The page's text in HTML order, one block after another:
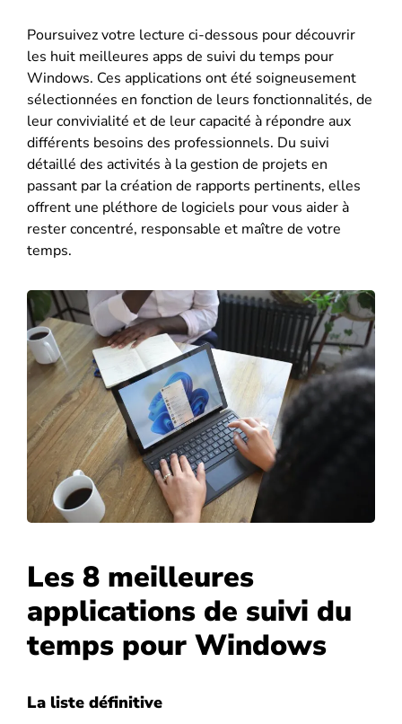
Poursuivez votre lecture ci-dessous pour découvrir
les huit meilleures apps de suivi du temps pour
Windows. Ces applications ont été soigneusement
sélectionnées en fonction de leurs fonctionnalités, de
leur convivialité et de leur capacité à répondre aux
différents besoins des professionnels. Du suivi
détaillé des activités à la gestion de projets en
passant par la création de rapports pertinents, elles
offrent une pléthore de logiciels pour vous aider à
rester concentré, responsable et maître de votre
temps.
Les 8 meilleures
applications de suivi du
temps pour Windows
La liste définitive